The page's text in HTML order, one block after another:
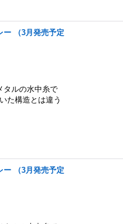
ー （3月発売予定
タルの水中糸で
た構造とは違う
ー （3月発売予定